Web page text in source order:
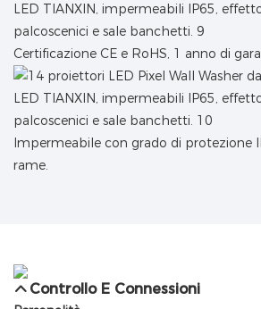
Certificazione CE e RoHS, 1 anno di
Impermeabile con grado di protezione
rame.
Controllo E Connessioni